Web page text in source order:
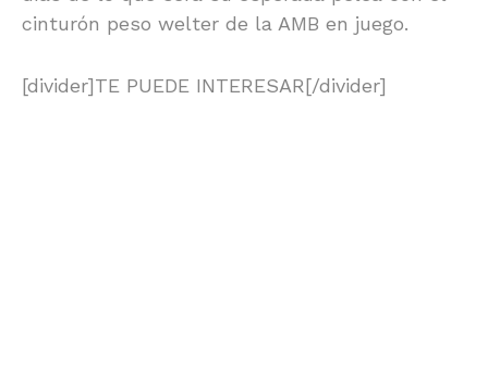
cinturón peso welter de la AMB en juego.
[divider]TE PUEDE INTERESAR[/divider]